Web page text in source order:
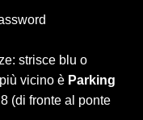
strisce blu o
vicino è Parking
(di fronte al ponte